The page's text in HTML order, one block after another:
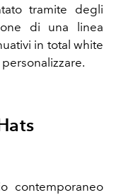
tramite degli
di una linea
in total white
contemporaneo